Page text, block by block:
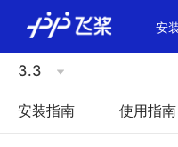
安
3.3
安装指南 使用指南